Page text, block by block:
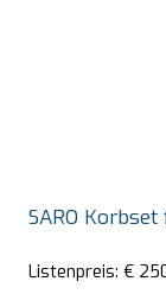
SARO
Listenpreis: €